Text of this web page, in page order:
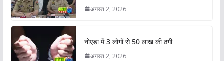
अगस्त 2, 2026
नोएडा में 3 लोगों से 50 लाख की ठगी
अगस्त 2, 2026